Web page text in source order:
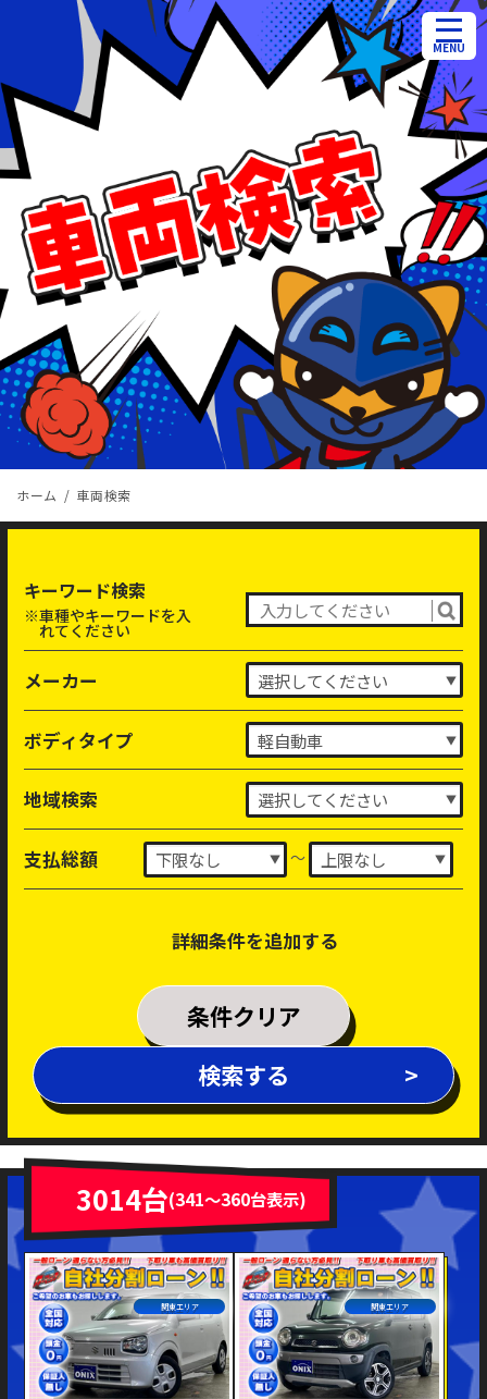
ホーム 車両検索
キーワード検索
※車種やキーワードを入
れてください
メーカー
ボディタイプ
地域検索
支払総額 ～
詳細条件を追加する
排気量
年式 ～
新着車両
条件クリア
検索する
3014台(341～360台表示)
関東エリア 関東エリア